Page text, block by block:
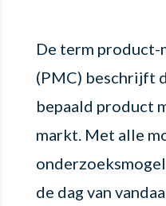
De term
(PMC) beschrijft
bepaald product
markt. Met alle
de dag van